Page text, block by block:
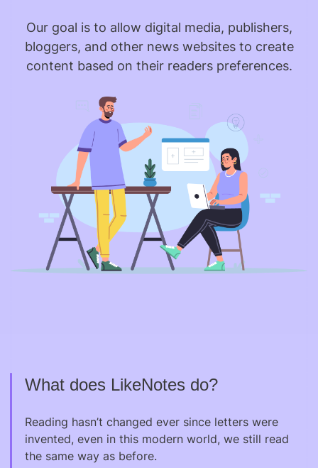
Our goal is to allow digital media, publishers,
bloggers, and other news websites to create
content based on their readers preferences.
What does LikeNotes do?
Reading hasn’t changed ever since letters were
invented, even in this modern world, we still read
the same way as before.